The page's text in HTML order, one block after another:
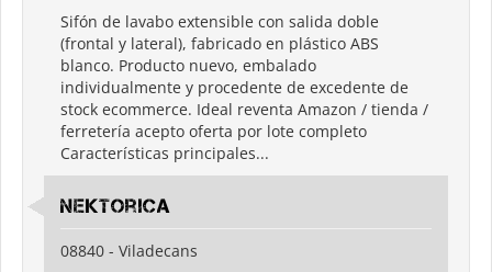
Sifón de lavabo extensible con salida doble
(frontal y lateral), fabricado en plástico ABS
blanco. Producto nuevo, embalado
individualmente y procedente de excedente de
stock ecommerce. Ideal reventa Amazon / tienda /
ferretería acepto oferta por lote completo
Características principales...
nektorica
08840 - Viladecans